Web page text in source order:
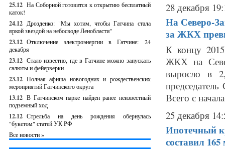
25.12 На Соборной готовится к открытию бесплатный
каток!
24.12 Дрозденко: "Мы хотим, чтобы Гатчина стала
яркой звездой на небосводе Ленобласти"
23.12 Отключение электроэнергии в Гатчине: 24
декабря
23.12 Стало известно, где в Гатчине можно запускать
салюты и фейерверки
23.12 Полная афиша новогодних и рождественских
мероприятий Гатчинского округа
13.12 В Гатчинском парке найден ранее неизвестный
подземный ход
12.12 Стрельба на день рождения обернулась
"букетом" статей УК РФ
Все новости »
28 декабря
На Северо-
за ЖКХ
К концу 2015
ЖКХ на
выросло в
Всего с
25 декабря
Ипотечный
составил